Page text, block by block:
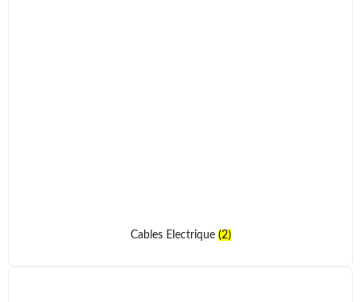
Cables Electrique (2)